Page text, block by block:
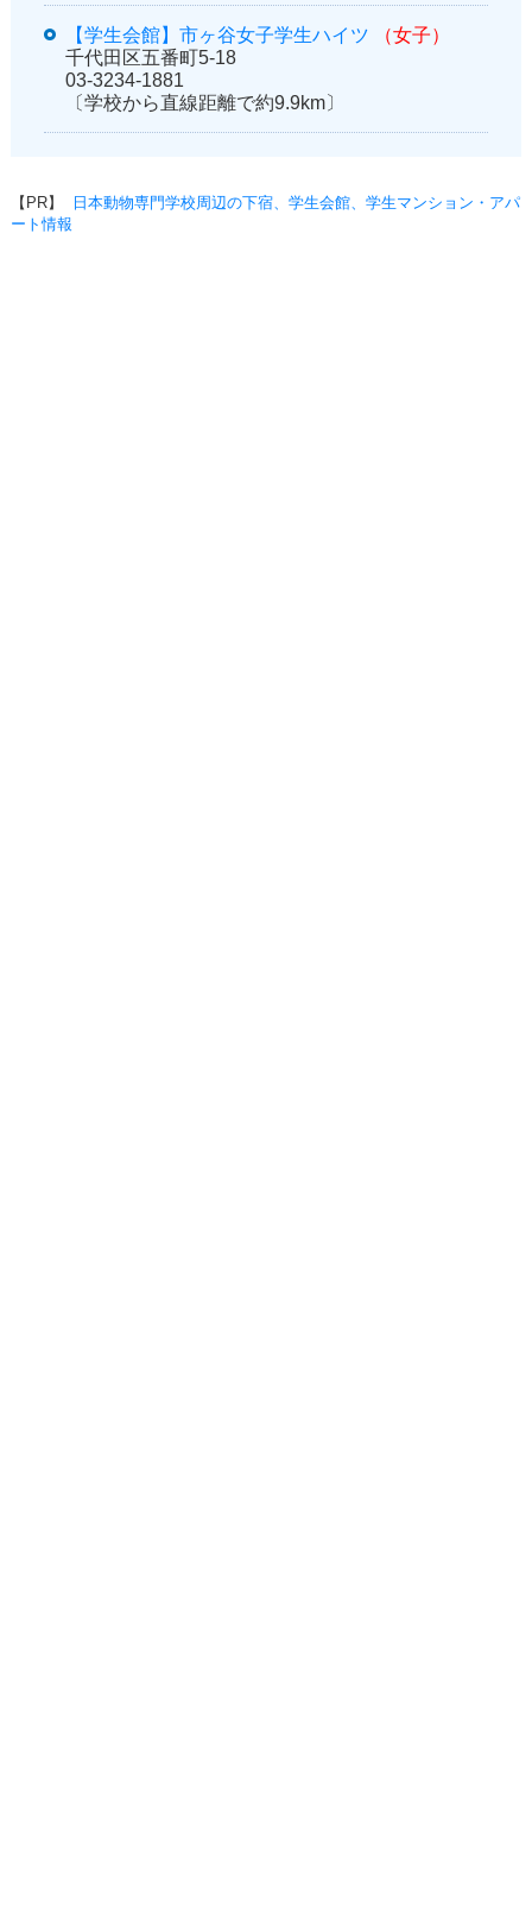
【学生会館】市ヶ谷女子学生ハイツ
（女子）
千代田区五番町5-18
03-3234-1881
〔学校から直線距離で約9.9km〕
【PR】
日本動物専門学校周辺の下宿、学生会館、学生マンション・アパ
ート情報